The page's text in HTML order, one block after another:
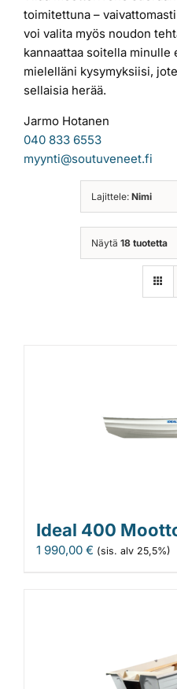
toimitettuna –
voi valita myös noudon
kannaattaa soitella minulle
mielelläni kysymyksiisi,
sellaisia herää.
Jarmo Hotanen
040 833 6553
myynti@soutuveneet.fi
Lajittele: Nimi
Näytä 18 tuotetta
Ideal 400
1 990,00 € (sis. alv 25,5%)